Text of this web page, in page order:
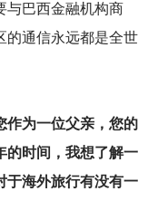
与巴西金融机构商
的通信永远都是全世
作为一位父亲，您的
的时间，我想了解一
于海外旅行有没有一